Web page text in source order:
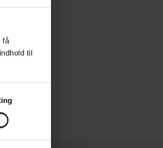
få
til